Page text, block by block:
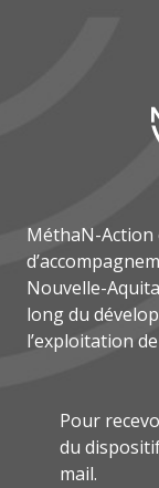
MéthaN-
Nouvelle-
long du
l’exploitation
Pour
du
mail.